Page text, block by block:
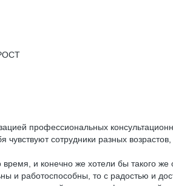
профессиональных
чувствуют сотрудники разных
и конечно же хотели бы такого
и работоспособны, то с радостью и